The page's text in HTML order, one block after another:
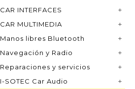
CAR INTERFACES
CAR MULTIMEDIA
Manos libres Bluetooth
Navegación y Radio
Reparaciones y servicios
I-SOTEC Car Audio